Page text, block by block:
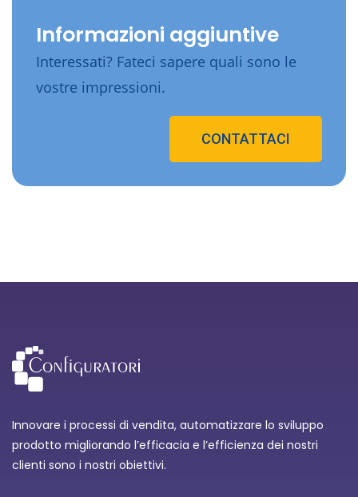
Informazioni aggiuntive
Interessati? Fateci sapere quali sono le
vostre impressioni.
CONTATTACI
Innovare i processi di vendita, automatizzare lo sviluppo
prodotto migliorando l’efficacia e l’efficienza dei nostri
clienti sono i nostri obiettivi.